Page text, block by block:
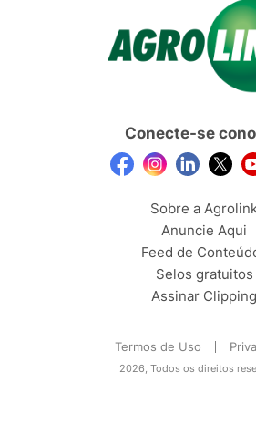
Conecte-se
Sobre a
Anuncie Aqui
Feed de
Selos gratuitos
Assinar Clipping
Termos de Uso
2026, Todos os direitos